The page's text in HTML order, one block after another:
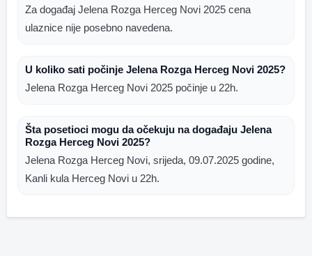
Za događaj Jelena Rozga Herceg Novi 2025 cena
ulaznice nije posebno navedena.
U koliko sati počinje Jelena Rozga Herceg Novi 2025?
Jelena Rozga Herceg Novi 2025 počinje u 22h.
Šta posetioci mogu da očekuju na događaju Jelena
Rozga Herceg Novi 2025?
Jelena Rozga Herceg Novi, srijeda, 09.07.2025 godine,
Kanli kula Herceg Novi u 22h.